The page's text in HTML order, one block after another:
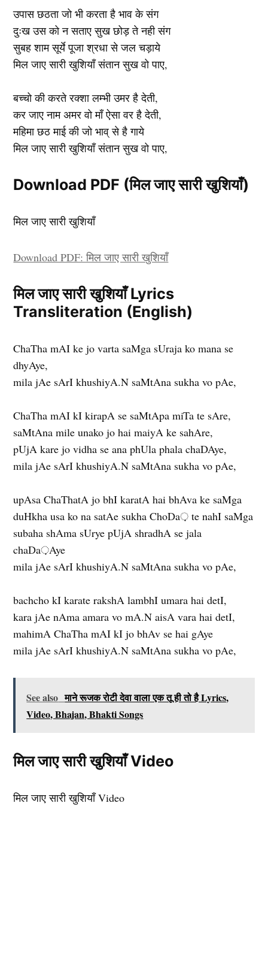
उपास छठता जो भी करता है भाव के संग
दुःख उस को न सताए सुख छोड़ ते नही संग
सुबह शाम सूर्ये पूजा श्रधा से जल चड़ाये
मिल जाए सारी खुशियाँ संतान सुख वो पाए,
बच्चो की करते रक्शा लम्भी उमर है देती,
कर जाए नाम अमर वो माँ ऐसा वर है देती,
महिमा छठ माई की जो भाव् से है गाये
मिल जाए सारी खुशियाँ संतान सुख वो पाए,
Download PDF (मिल जाए सारी खुशियाँ)
मिल जाए सारी खुशियाँ
Download PDF: मिल जाए सारी खुशियाँ
मिल जाए सारी खुशियाँ Lyrics
Transliteration (English)
ChaTha mAI ke jo varta saMga sUraja ko mana se
dhyAye,
mila jAe sArI khushiyA.N saMtAna sukha vo pAe,
ChaTha mAI kI kirapA se saMtApa miTa te sAre,
saMtAna mile unako jo hai maiyA ke sahAre,
pUjA kare jo vidha se ana phUla phala chaDAye,
mila jAe sArI khushiyA.N saMtAna sukha vo pAe,
upAsa ChaThatA jo bhI karatA hai bhAva ke saMga
duHkha usa ko na satAe sukha ChoDa़ te nahI saMga
subaha shAma sUrye pUjA shradhA se jala
chaDa़Aye
mila jAe sArI khushiyA.N saMtAna sukha vo pAe,
bachcho kI karate rakshA lambhI umara hai detI,
kara jAe nAma amara vo mA.N aisA vara hai detI,
mahimA ChaTha mAI kI jo bhAv se hai gAye
mila jAe sArI khushiyA.N saMtAna sukha vo pAe,
See also माने रूजक रोटी देवा वाला एक तू ही तो है Lyrics,
Video, Bhajan, Bhakti Songs
मिल जाए सारी खुशियाँ Video
मिल जाए सारी खुशियाँ Video